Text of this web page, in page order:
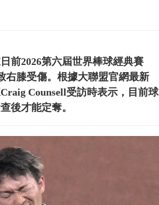
前2026第六屆世界棒球經典賽
右膝受傷。根據大聯盟官網最新
Counsell受訪時表示，目前球
後才能定奪。